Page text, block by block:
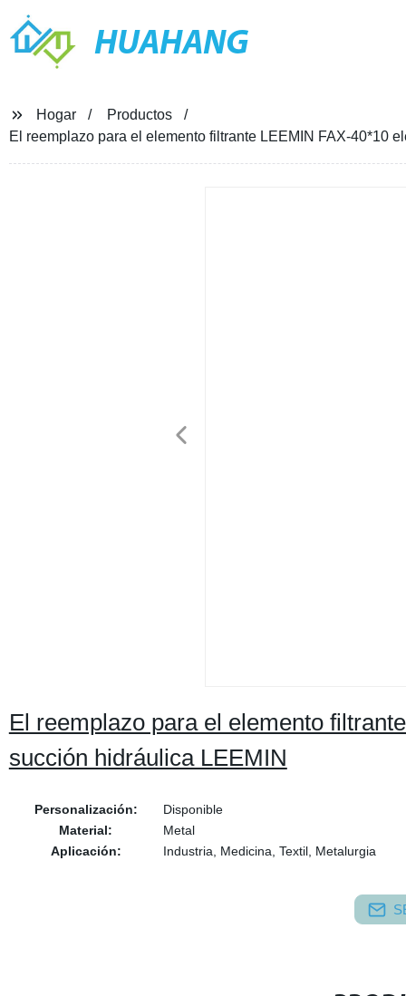
HUAHANG
Hogar
Productos
El reemplazo para el elemento filtrante LEEMIN FAX-40*10
El reemplazo para el elemento
succión hidráulica LEEMIN
Personalización:
Disponible
Material:
Metal
Aplicación:
Industria, Medicina, Textil, Metalurgia